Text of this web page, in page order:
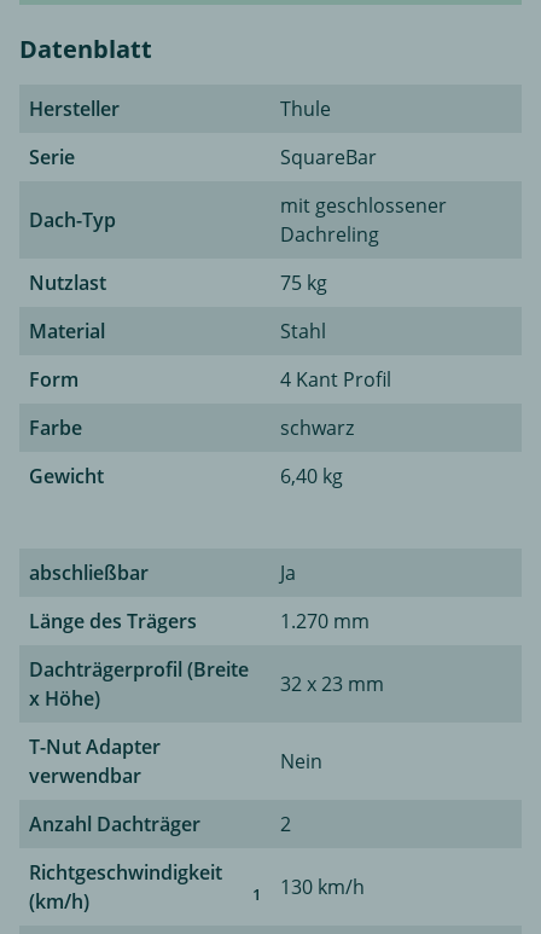
Datenblatt
Hersteller
Thule
Serie
SquareBar
Dach-Typ
mit geschlossener
Dachreling
Nutzlast
75 kg
Material
Stahl
Form
4 Kant Profil
Farbe
schwarz
Gewicht
6,40 kg
abschließbar
Ja
Länge des Trägers
1.270 mm
Dachträgerprofil (Breite
x Höhe)
32 x 23 mm
T-Nut Adapter
verwendbar
Nein
Anzahl Dachträger
2
Richtgeschwindigkeit
(km/h)
1 130 km/h